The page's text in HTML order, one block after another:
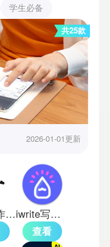
学生必备
共25款
2026-01-01更新
云上写作app免费版 iwrite写作平台
查看